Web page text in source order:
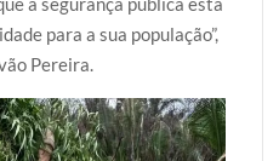
para a sua população”,
Pereira.